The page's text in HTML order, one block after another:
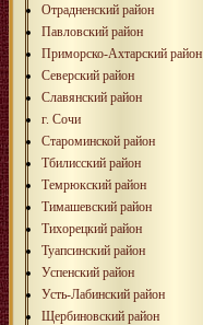
Отрадненский район
Павловский район
Приморско-Ахтарский район
Северский район
Славянский район
г. Сочи
Староминской район
Тбилисский район
Темрюкский район
Тимашевский район
Тихорецкий район
Туапсинский район
Успенский район
Усть-Лабинский район
Щербиновский район